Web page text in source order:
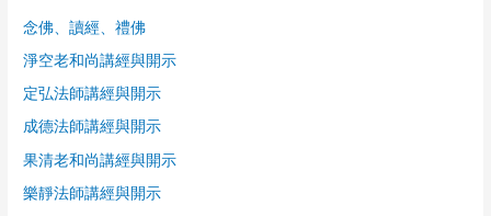
念佛、讀經、禮佛
淨空老和尚講經與開示
定弘法師講經與開示
成德法師講經與開示
果清老和尚講經與開示
樂靜法師講經與開示